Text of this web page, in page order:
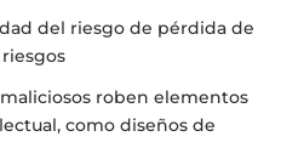
del riesgo de pérdida de
roben elementos
como diseños de